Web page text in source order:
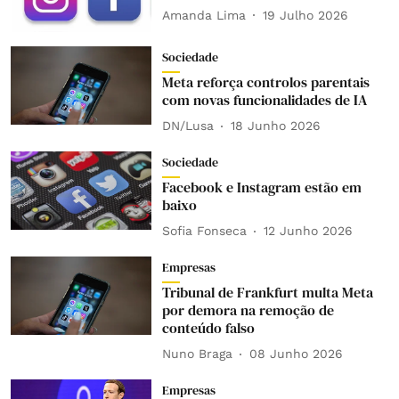
Amanda Lima 19 Julho 2026
Sociedade
Meta reforça controlos parentais
com novas funcionalidades de IA
DN/Lusa 18 Junho 2026
Sociedade
Facebook e Instagram estão em
baixo
Sofia Fonseca 12 Junho 2026
Empresas
Tribunal de Frankfurt multa Meta
por demora na remoção de
conteúdo falso
Nuno Braga 08 Junho 2026
Empresas